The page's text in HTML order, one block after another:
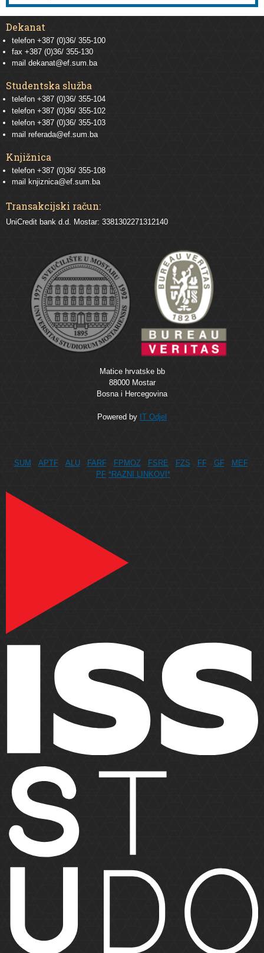
Dekanat
telefon +387 (0)36/ 355-100
fax +387 (0)36/ 355-130
mail dekanat@ef.sum.ba
Studentska služba
telefon +387 (0)36/ 355-104
telefon +387 (0)36/ 355-102
telefon +387 (0)36/ 355-103
mail referada@ef.sum.ba
Knjižnica
telefon +387 (0)36/ 355-108
mail knjiznica@ef.sum.ba
Transakcijski račun:
UniCredit bank d.d. Mostar: 3381302271312140
Matice hrvatske bb
88000 Mostar
Bosna i Hercegovina
Powered by IT Odjel
SUM APTF ALU FARF FPMOZ FSRE FZS FF GF
MEF
PF *RAZNI LINKOVI*